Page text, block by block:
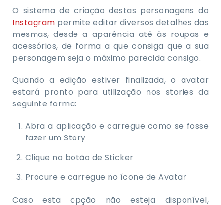
O sistema de criação destas personagens do
Instagram permite editar diversos detalhes das
mesmas, desde a aparência até às roupas e
acessórios, de forma a que consiga que a sua
personagem seja o máximo parecida consigo.
Quando a edição estiver finalizada, o avatar
estará pronto para utilização nos stories da
seguinte forma:
Abra a aplicação e carregue como se fosse
fazer um Story
Clique no botão de Sticker
Procure e carregue no ícone de Avatar
Caso esta opção não esteja disponível,